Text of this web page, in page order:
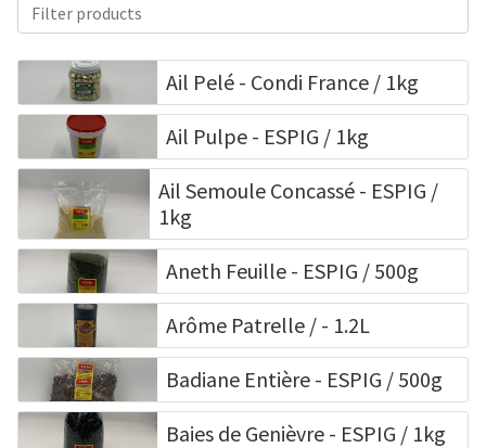
Ail Pelé - Condi France / 1kg
Ail Pulpe - ESPIG / 1kg
Ail Semoule Concassé - ESPIG /
1kg
Aneth Feuille - ESPIG / 500g
Arôme Patrelle / - 1.2L
Badiane Entière - ESPIG / 500g
Baies de Genièvre - ESPIG / 1kg